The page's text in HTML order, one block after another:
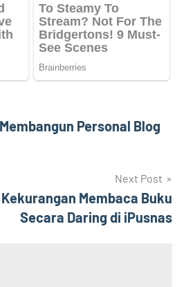
Personal Blog
Next Post
Membaca Buku
Secara Daring di iPusnas